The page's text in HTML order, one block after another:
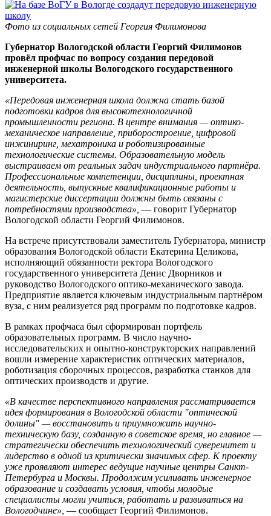
Фото из социальных сетей Георгия Филимонова
Губернатор Вологодской области Георгий Филимонов
провёл профчас по вопросу создания передовой
инженерной школы Вологодского государственного
университета.
«Передовая инженерная школа должна стать базой
подготовки кадров для высокотехнологичной
промышленности региона. В центре внимания — оптико-
механическое направление, приборостроение, цифровой
инжиниринг, мехатроника и роботизированные
технологические системы. Образовательную модель
выстраиваем от реальных задач индустриального партнёра.
Профессиональные компетенции, дисциплины, проектная
деятельность, выпускные квалификационные работы и
магистерские диссертации должны быть связаны с
потребностями производства», — говорит Губернатор
Вологодской области Георгий Филимонов.
На встрече присутствовали заместитель Губернатора, министр
образования Вологодской области Екатерина Целикова,
исполняющий обязанности ректора Вологодского
государственного университета Денис Дворников и
руководство Вологодского оптико-механического завода.
Предприятие является ключевым индустриальным партнёром
вуза, с ним реализуется ряд программ по подготовке кадров.
В рамках профчаса был сформирован портфель
образовательных программ. В число научно-
исследовательских и опытно-конструкторских направлений
вошли измерение характеристик оптических материалов,
роботизация сборочных процессов, разработка станков для
оптических производств и другие.
«В качестве перспективного направления рассматривается
идея формирования в Вологодской области "оптической
долины" — восстановить и приумножить научно-
техническую базу, созданную в советское время, но главное —
стратегически обеспечить технологический суверенитет и
лидерство в одной из критически значимых сфер. К проекту
уже проявляют интерес ведущие научные центры Санкт-
Петербурга и Москвы. Продолжим усиливать инженерное
образование и создавать условия, чтобы молодые
специалисты могли учиться, работать и развиваться на
Вологодчине», — сообщает Георгий Филимонов.